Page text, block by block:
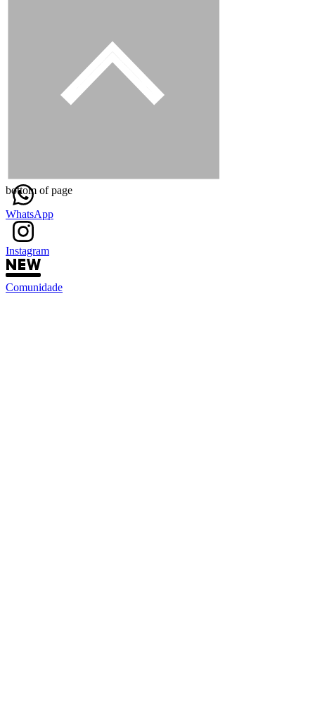
WhatsApp
Instagram
Comunidade
bottom of page